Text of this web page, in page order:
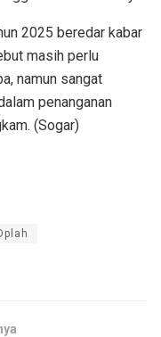
2025 beredar kabar
masih perlu
namun sangat
penanganan
(Sogar)